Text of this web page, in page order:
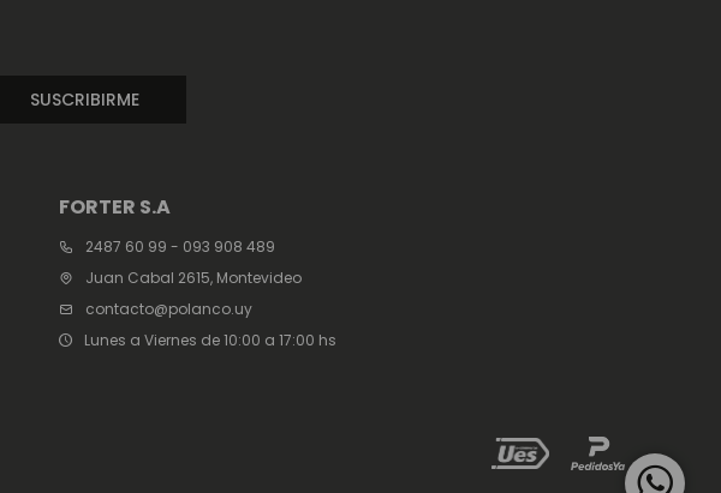
FORTER S.A
2487 60 99 - 093 908 489
Juan Cabal 2615, Montevideo
contacto@polanco.uy
Lunes a Viernes de 10:00 a 17:00 hs
SUSCRIBIRME